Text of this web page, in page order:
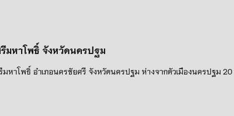
รีมหาโพธิ์ จังหวัดนครปฐม
มหาโพธิ์ อำเภอนครชัยศรี จังหวัดนครปฐม ห่างจากตัวเมืองนครปฐม 20